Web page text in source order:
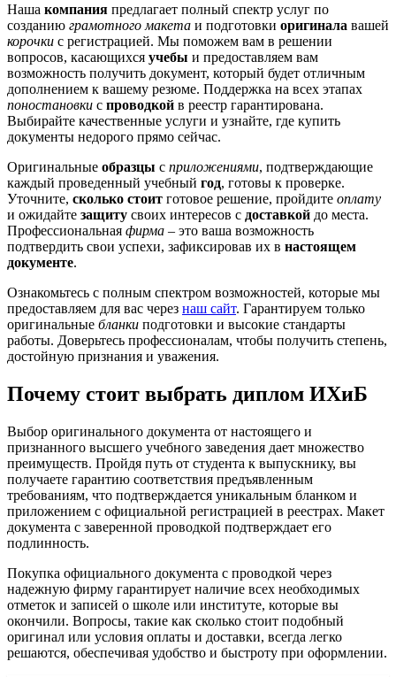
Наша компания предлагает полный спектр услуг по
созданию грамотного макета и подготовки оригинала вашей
корочки с регистрацией. Мы поможем вам в решении
вопросов, касающихся учебы и предоставляем вам
возможность получить документ, который будет отличным
дополнением к вашему резюме. Поддержка на всех этапах
поностановки с проводкой в реестр гарантирована.
Выбирайте качественные услуги и узнайте, где купить
документы недорого прямо сейчас.
Оригинальные образцы с приложениями, подтверждающие
каждый проведенный учебный год, готовы к проверке.
Уточните, сколько стоит готовое решение, пройдите оплату
и ожидайте защиту своих интересов с доставкой до места.
Профессиональная фирма – это ваша возможность
подтвердить свои успехи, зафиксировав их в настоящем
документе.
Ознакомьтесь с полным спектром возможностей, которые мы
предоставляем для вас через наш сайт. Гарантируем только
оригинальные бланки подготовки и высокие стандарты
работы. Доверьтесь профессионалам, чтобы получить степень,
достойную признания и уважения.
Почему стоит выбрать диплом ИХиБ
Выбор оригинального документа от настоящего и
признанного высшего учебного заведения дает множество
преимуществ. Пройдя путь от студента к выпускнику, вы
получаете гарантию соответствия предъявленным
требованиям, что подтверждается уникальным бланком и
приложением с официальной регистрацией в реестрах. Макет
документа с заверенной проводкой подтверждает его
подлинность.
Покупка официального документа с проводкой через
надежную фирму гарантирует наличие всех необходимых
отметок и записей о школе или институте, которые вы
окончили. Вопросы, такие как сколько стоит подобный
оригинал или условия оплаты и доставки, всегда легко
решаются, обеспечивая удобство и быстроту при оформлении.